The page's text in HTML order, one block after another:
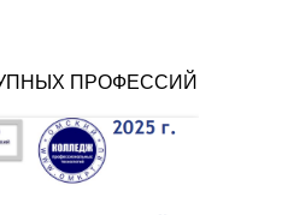
ПРОФЕССИЙ